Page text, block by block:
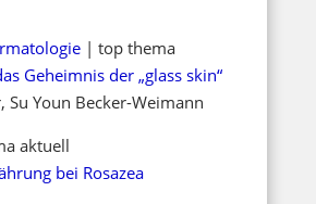
| top thema
Geheimnis der „glass skin“
Su Youn Becker-Weimann
aktuell
bei Rosazea